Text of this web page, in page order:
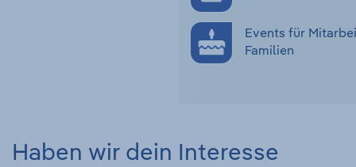
Events für
Familien
Haben wir dein Interesse